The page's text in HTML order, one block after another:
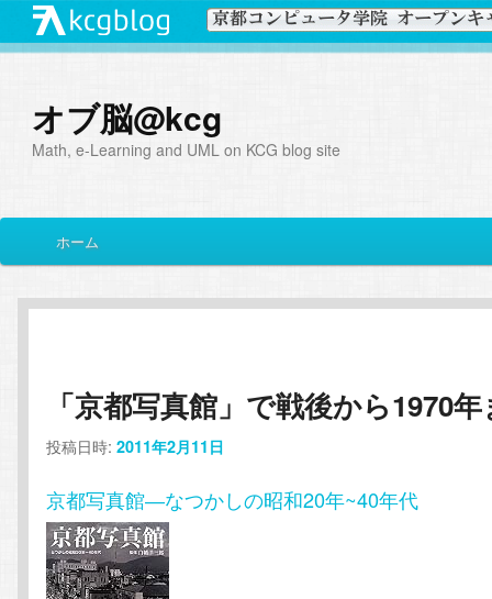
オブ脳@kcg
Math, e-Learning and UML on KCG blog site
イ
メ
イ
コ
ン
テ
ン
サ
ブ
ン
テ
ン
ツ
ホーム
「京都写真館」で戦後から1970
投稿日時:2011年2月11日
京都写真館―なつかしの昭和20年~40年代